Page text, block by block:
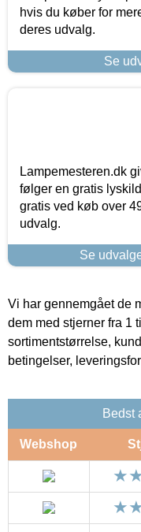
hvis du køber for
deres udvalg.
Se
Lampemesteren.dk
følger en gratis
gratis ved køb over
udvalg.
Se
Vi har gennemgået de
dem med stjerner fra 1
sortimentstørrelse,
betingelser,
Bedst
Webshop